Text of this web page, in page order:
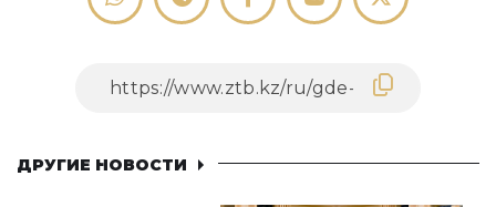
ДРУГИЕ НОВОСТИ